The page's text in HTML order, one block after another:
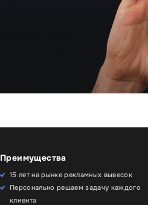
Преимущества
15 лет на рынке рекламных вывесок
Персонально решаем задачу каждого
клиента